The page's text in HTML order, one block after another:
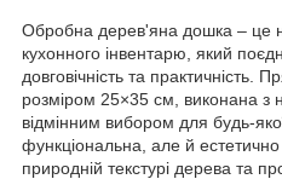
Обробна дерев'яна дошка – це
кухонного інвентарю, який
довговічність та практичність.
розміром 25×35 см, виконана з
відмінним вибором для будь-
функціональна, але й
природній текстурі дерева та